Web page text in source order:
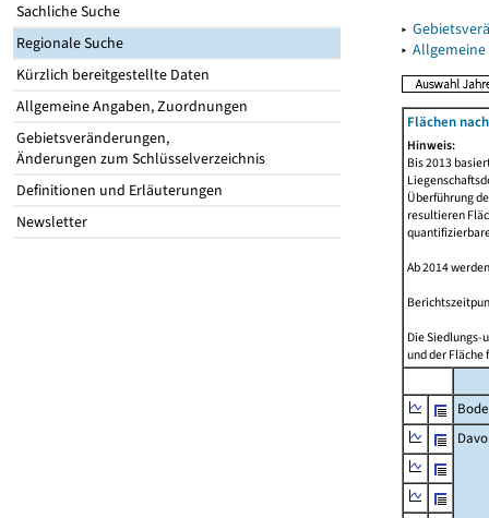
Sachliche Suche
Regionale Suche
Kürzlich bereitgestellte Daten
Allgemeine Angaben, Zuordnungen
Gebietsveränderungen,
Änderungen zum Schlüsselverzeichnis
Definitionen und Erläuterungen
Newsletter
▸
▸
Flächen
Hinweis:
Bis 2013
Überführung
resultieren
Ab 2014
Die Siedlungs-
und der Fläche